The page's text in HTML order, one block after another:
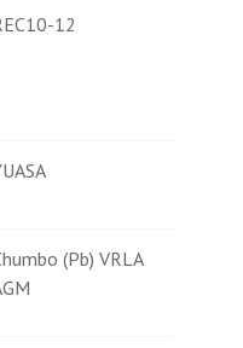
12
(Pb) VRLA